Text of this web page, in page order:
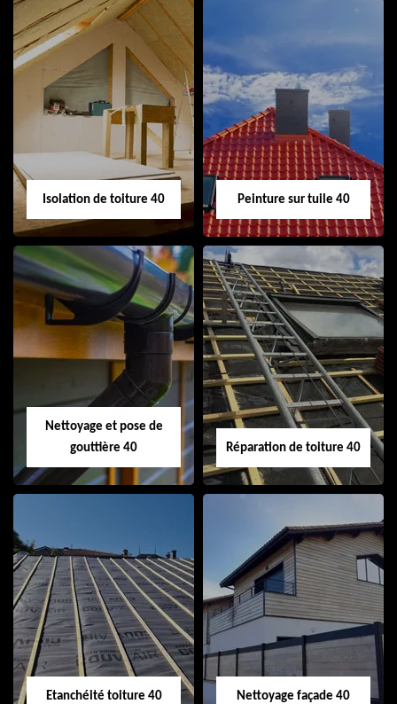
Urgence fuite de
toiture 40
Nettoyage
demoussage
toiture 40
Isolation de toiture 40
Isolation de toiture
40
Peinture sur tuile 40
Peinture sur tuile
40
Nettoyage et pose de
gouttière 40
Nettoyage et pose
de gouttière 40
Réparation de toiture 40
Réparation de
toiture 40
Etanchéité toiture 40 Nettoyage façade 40